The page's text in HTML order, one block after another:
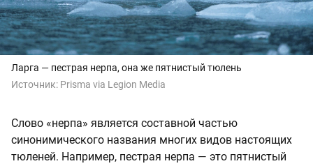
Ларга — пестрая нерпа, она же пятнистый тюлень
Источник: Prisma via Legion Media
Слово «нерпа» является составной частью
синонимического названия многих видов настоящих
тюленей. Например, пестрая нерпа — это пятнистый